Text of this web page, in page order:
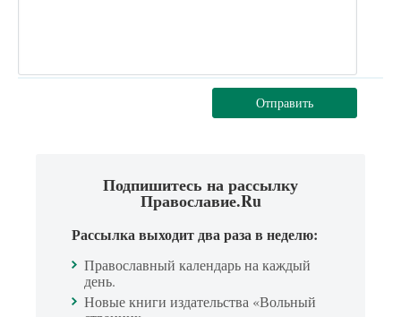
Отправить
Подпишитесь на рассылку
Православие.Ru
Рассылка выходит два раза в неделю:
Православный календарь на каждый
день.
Новые книги издательства «Вольный